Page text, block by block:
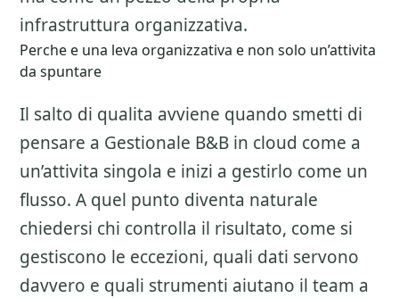
infrastruttura organizzativa.
Perche e una leva organizzativa e non solo un’attivita
da spuntare
Il salto di qualita avviene quando smetti di
pensare a Gestionale B&B in cloud come a
un’attivita singola e inizi a gestirlo come un
flusso. A quel punto diventa naturale
chiedersi chi controlla il risultato, come si
gestiscono le eccezioni, quali dati servono
davvero e quali strumenti aiutano il team a